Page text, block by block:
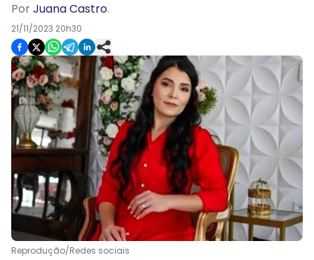
PorJuana Castro.
21/11/2023 20h30
Reprodução/Redes sociais